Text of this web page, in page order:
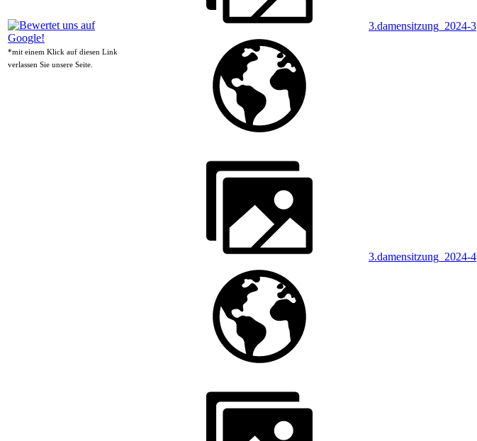
*mit einem Klick auf diesen Link
verlassen Sie unsere Seite.
3.damensitzung_2024-3
3.damensitzung_2024-4